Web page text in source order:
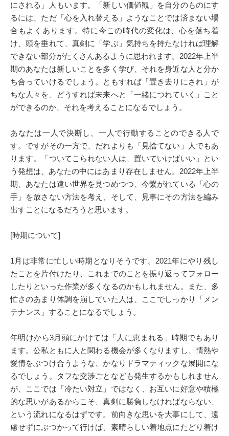
にされる」人もいます。「新しい価値観」を自分のものにす
るには、ただ「心を入れ替える」ようなことでは済まない場
合もよくあります。特に今この時代の変化は、心を落ち着
け、頭を垂れて、真剣に「学ぶ」気持ちを持たなければ理解
できない部分がたくさんあるように思われます。2022年上半
期のあなたは新しいことを多く学び、それを身近な人と分か
ち合っていけるでしょう。ともすれば「置き去りにされ」が
ちな人々を、どうすれば未来へと「一緒につれていく」こと
ができるのか、それを考えることになるでしょう。
あなたは一人で決断し、一人で行動することのできる人で
す。ですがその一方で、だれよりも「見捨てない」人でもあ
ります。「ついてこられない人は、置いていけばいい」とい
う発想は、あなたの中にはあまり存在しません。2022年上半
期、あなたは遠い世界を見つめつつ、今繋がれている「心の
手」を放さない方法を考え、そして、見事にその方法を編み
出すことになるだろうと思います。
[時期について]
1月は非常に忙しい時期となりそうです。2021年にやり残し
たことを片付けたり、これまでのことを振り返ってフォロー
したりといった作業が多くなるのかもしれません。また、多
忙さのあまり体調を崩していた人は、ここでしっかり「メン
テナンス」することになるでしょう。
年明けから3月頭にかけては「人に恵まれる」時期でもあり
ます。公私ともに人と関わる機会が多くなりますし、情熱や
愛情をぶつけ合うような、かなりドラマティックな展開にな
るでしょう。タフな交渉ごとなども発生するかもしれません
が、ここでは「冷たい対立」ではなく、お互いに好意や積極
的な思いがあるからこそ、真剣に勝負しなければならない、
という流れになるはずです。前向きな思いを大事にして、遠
慮せずにぶつかって行けば、素晴らしい着地点にたどり着け